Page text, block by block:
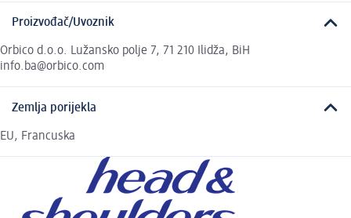
Proizvođač/Uvoznik
Orbico d.o.o. Lužansko polje 7, 71 210 Ilidža, BiH
info.ba@orbico.com
Zemlja porijekla
EU, Francuska